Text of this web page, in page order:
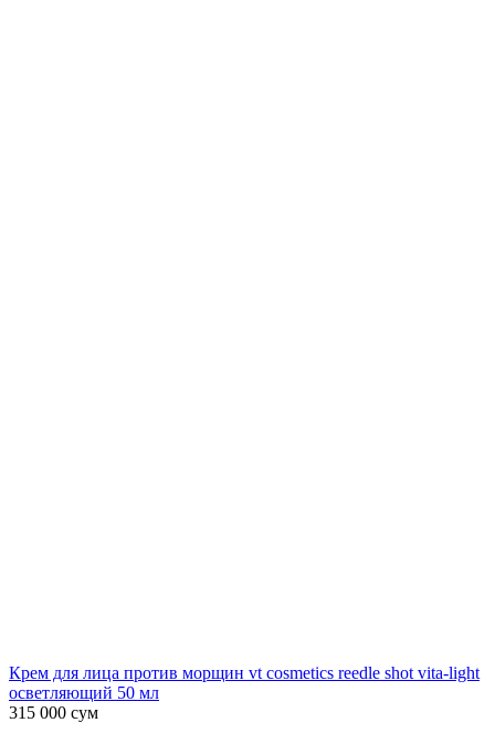
Крем для лица против морщин vt cosmetics reedle shot vita-light
осветляющий 50 мл
315 000 сум